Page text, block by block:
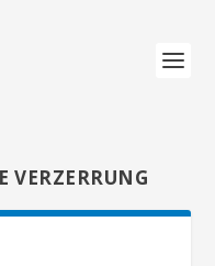
VERZERRUNG